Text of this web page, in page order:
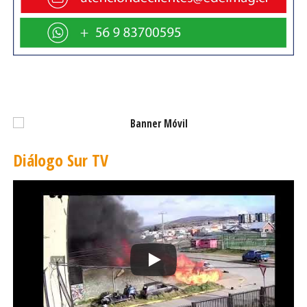
Diálogo Sur TV